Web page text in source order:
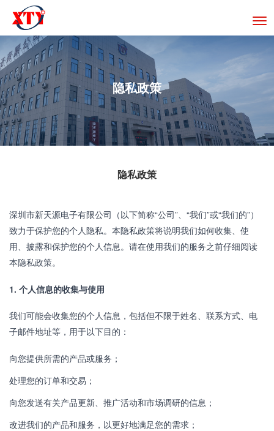
切
换
导
隐私政策
隐私政策
深圳市新天源电子有限公司（以下简称“公司”、“我们”或“我们的”）
致力于保护您的个人隐私。本隐私政策将说明我们如何收集、使
用、披露和保护您的个人信息。请在使用我们的服务之前仔细阅读
本隐私政策。
1. 个人信息的收集与使用
我们可能会收集您的个人信息，包括但不限于姓名、联系方式、电
子邮件地址等，用于以下目的：
向您提供所需的产品或服务；
处理您的订单和交易；
向您发送有关产品更新、推广活动和市场调研的信息；
改进我们的产品和服务，以更好地满足您的需求；